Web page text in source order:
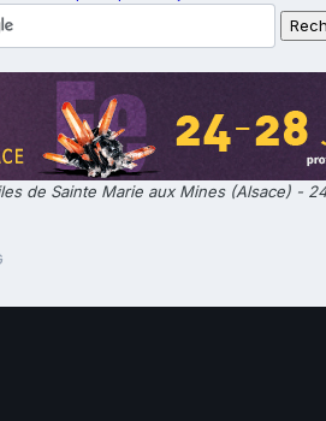
de Sainte Marie aux Mines (Alsace) -